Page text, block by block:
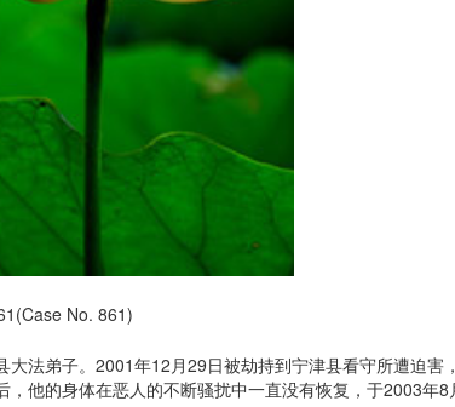
No. 861)
大法弟子。2001年12月29日被劫持到宁津县看守所遭迫
，他的身体在恶人的不断骚扰中一直没有恢复，于2003年8